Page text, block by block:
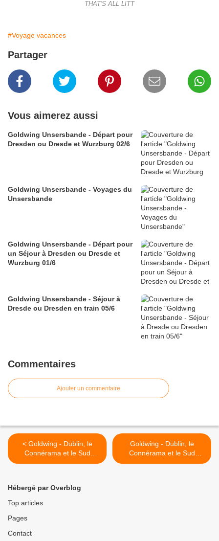
THAT'S ALL LITT
#Voyage vacances
Partager
Vous aimerez aussi
Goldwing Unsersbande - Départ pour
Dresden ou Dresde et Wurzburg 02/6
Goldwing Unsersbande - Voyages du
Unsersbande
Goldwing Unsersbande - Départ pour
un Séjour à Dresden ou Dresde et
Wurzburg 01/6
Goldwing Unsersbande - Séjour à
Dresde ou Dresden en train 05/6
Commentaires
Ajouter un commentaire
< Goldwing - Dublin, le
Connérama et le Sud
Irlande en moto 1/10
Goldwing - Dublin, le
Connérama et le Sud
Irlande en moto 3/10 >
Hébergé par Overblog
Top articles
Pages
Contact